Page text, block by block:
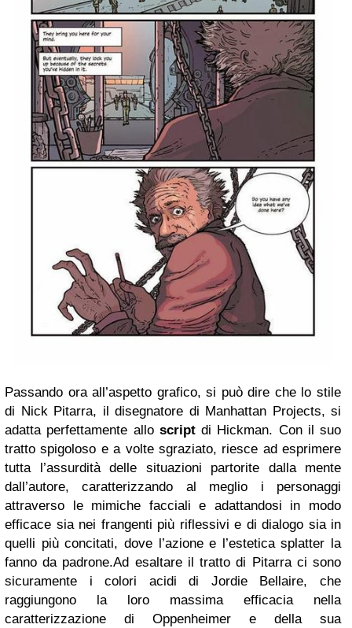
Passando ora all’aspetto grafico, si può dire che lo stile
di Nick Pitarra, il disegnatore di Manhattan Projects, si
adatta perfettamente allo scriptdi Hickman. Con il suo
tratto spigoloso e a volte sgraziato, riesce ad esprimere
tutta l’assurdità delle situazioni partorite dalla mente
dall’autore, caratterizzando al meglio i personaggi
attraverso le mimiche facciali e adattandosi in modo
efficace sia nei frangenti più riflessivi e di dialogo sia in
quelli più concitati, dove l’azione e l’estetica splatter la
fanno da padrone.Ad esaltare il tratto di Pitarra ci sono
sicuramente i colori acidi di Jordie Bellaire, che
raggiungono la loro massima efficacia nella
caratterizzazione di Oppenheimer e della sua